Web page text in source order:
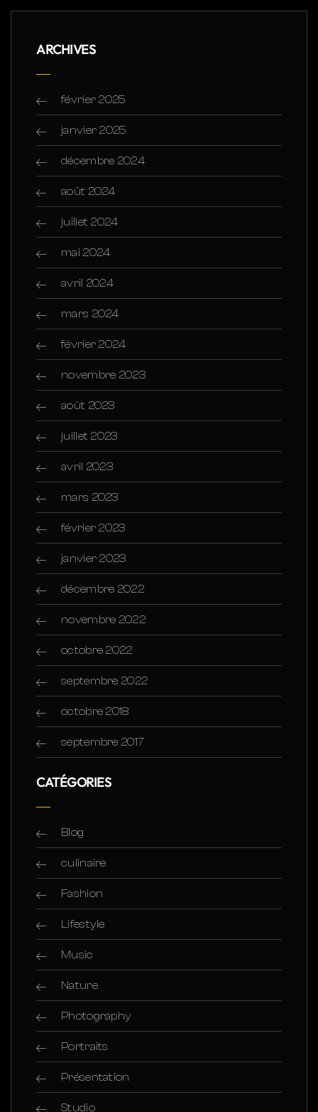
ARCHIVES
février 2025
janvier 2025
décembre 2024
août 2024
juillet 2024
mai 2024
avril 2024
mars 2024
février 2024
novembre 2023
août 2023
juillet 2023
avril 2023
mars 2023
février 2023
janvier 2023
décembre 2022
novembre 2022
octobre 2022
septembre 2022
octobre 2018
septembre 2017
CATÉGORIES
Blog
culinaire
Fashion
Lifestyle
Music
Nature
Photography
Portraits
Présentation
Studio